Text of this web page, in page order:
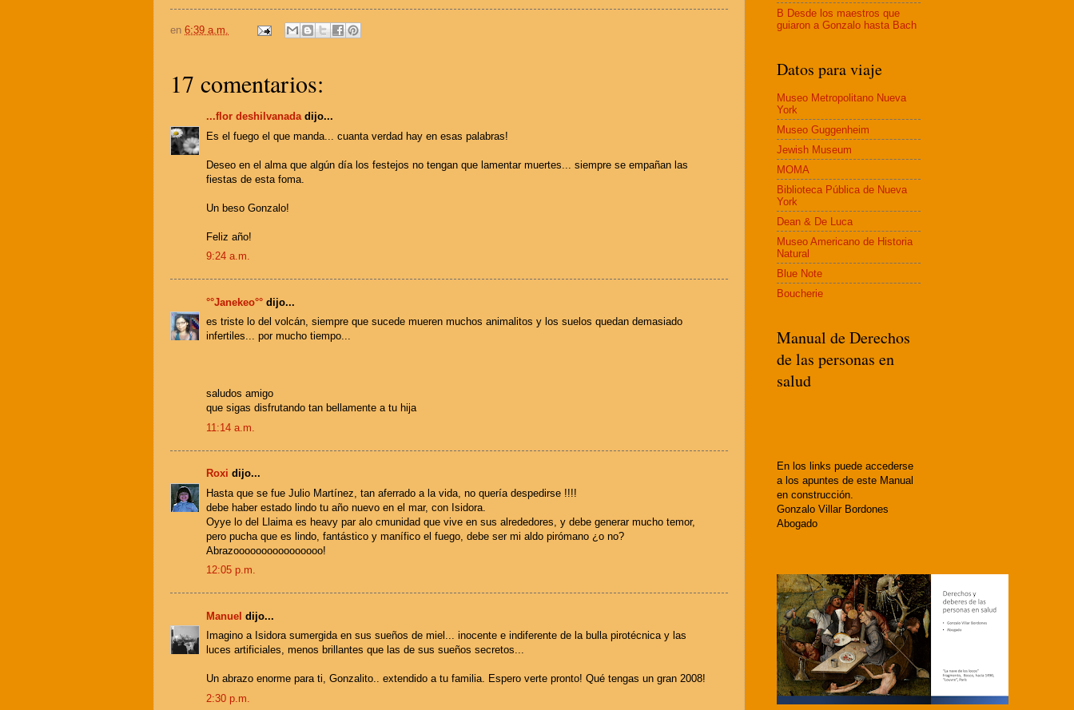
en 6:39 a.m.
17 comentarios:
...flor deshilvanadadijo...
Es el fuego el que manda... cuanta verdad hay en esas palabras!
Deseo en el alma que algún día los festejos no tengan que lamentar muertes... siempre se empañan las
fiestas de esta foma.
Un beso Gonzalo!
Feliz año!
9:24 a.m.
°°Janekeo°° dijo...
es triste lo del volcán, siempre que sucede mueren muchos animalitos y los suelos quedan demasiado
infertiles... por mucho tiempo...
saludos amigo
que sigas disfrutando tan bellamente a tu hija
11:14 a.m.
Roxi dijo...
Hasta que se fue Julio Martínez, tan aferrado a la vida, no quería despedirse !!!!
debe haber estado lindo tu año nuevo en el mar, con Isidora.
Oyye lo del Llaima es heavy par alo cmunidad que vive en sus alrededores, y debe generar mucho temor,
pero pucha que es lindo, fantástico y manífico el fuego, debe ser mi aldo pirómano ¿o no?
Abrazoooooooooooooooo!
12:05 p.m.
Manuel dijo...
Imagino a Isidora sumergida en sus sueños de miel... inocente e indiferente de la bulla pirotécnica y las
luces artificiales, menos brillantes que las de sus sueños secretos...
Un abrazo enorme para ti, Gonzalito.. extendido a tu familia. Espero verte pronto! Qué tengas un gran 2008!
2:30 p.m.
B Desde los maestros que
guiaron a Gonzalo hasta Bach
Datos para viaje
Museo Metropolitano Nueva
York
Museo Guggenheim
Jewish Museum
MOMA
Biblioteca Pública de Nueva
York
Dean & De Luca
Museo Americano de Historia
Natural
Blue Note
Boucherie
Manual de Derechos
de las personas en
salud
En los links puede accederse
a los apuntes de este Manual
en construcción.
Gonzalo Villar Bordones
Abogado